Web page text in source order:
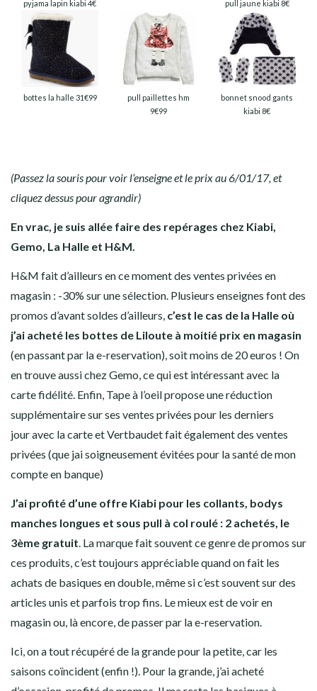
pyjama lapin kiabi 4€ pull jaune kiabi 8€
bottes la halle 31€99
pull paillettes hm
9€99
bonnet snood gants
kiabi 8€
(Passez la souris pour voir l’enseigne et le prix au 6/01/17, et
cliquez dessus pour agrandir)
En vrac, je suis allée faire des repérages chez Kiabi,
Gemo, La Halle et H&M.
H&M fait d’ailleurs en ce moment des ventes privées en
magasin : -30% sur une sélection. Plusieurs enseignes font des
promos d’avant soldes d’ailleurs, c’est le cas de la Halle où
j’ai acheté les bottes de Liloute à moitié prix en magasin
(en passant par la e-reservation), soit moins de 20 euros ! On
en trouve aussi chez Gemo, ce qui est intéressant avec la
carte fidélité. Enfin, Tape à l’oeil propose une réduction
supplémentaire sur ses ventes privées pour les derniers
jour avec la carte et Vertbaudet fait également des ventes
privées (que jai soigneusement évitées pour la santé de mon
compte en banque)
J’ai profité d’une offre Kiabi pour les collants, bodys
manches longues et sous pull à col roulé : 2 achetés, le
3ème gratuit. La marque fait souvent ce genre de promos sur
ces produits, c’est toujours appréciable quand on fait les
achats de basiques en double, même si c’est souvent sur des
articles unis et parfois trop fins. Le mieux est de voir en
magasin ou, là encore, de passer par la e-reservation.
Ici, on a tout récupéré de la grande pour la petite, car les
saisons coïncident (enfin !). Pour la grande, j’ai acheté